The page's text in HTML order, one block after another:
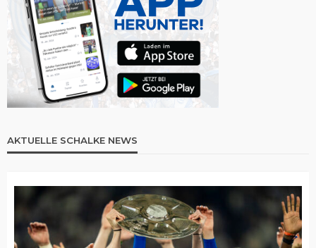
AKTUELLE SCHALKE NEWS